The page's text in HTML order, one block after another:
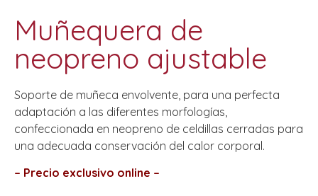
Muñequera de
neopreno ajustable
Soporte de muñeca envolvente, para una perfecta
adaptación a las diferentes morfologías,
confeccionada en neopreno de celdillas cerradas para
una adecuada conservación del calor corporal.
– Precio exclusivo online –